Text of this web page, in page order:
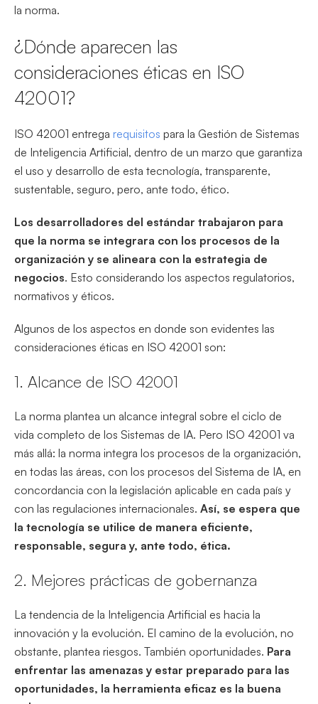
la norma.
¿Dónde aparecen las
consideraciones éticas en ISO
42001?
ISO 42001 entrega requisitos para la Gestión de Sistemas
de Inteligencia Artificial, dentro de un marzo que garantiza
el uso y desarrollo de esta tecnología, transparente,
sustentable, seguro, pero, ante todo, ético.
Los desarrolladores del estándar trabajaron para
que la norma se integrara con los procesos de la
organización y se alineara con la estrategia de
negocios. Esto considerando los aspectos regulatorios,
normativos y éticos.
Algunos de los aspectos en donde son evidentes las
consideraciones éticas en ISO 42001 son:
1. Alcance de ISO 42001
La norma plantea un alcance integral sobre el ciclo de
vida completo de los Sistemas de IA. Pero ISO 42001 va
más allá: la norma integra los procesos de la organización,
en todas las áreas, con los procesos del Sistema de IA, en
concordancia con la legislación aplicable en cada país y
con las regulaciones internacionales. Así, se espera que
la tecnología se utilice de manera eficiente,
responsable, segura y, ante todo, ética.
2. Mejores prácticas de gobernanza
La tendencia de la Inteligencia Artificial es hacia la
innovación y la evolución. El camino de la evolución, no
obstante, plantea riesgos. También oportunidades. Para
enfrentar las amenazas y estar preparado para las
oportunidades, la herramienta eficaz es la buena